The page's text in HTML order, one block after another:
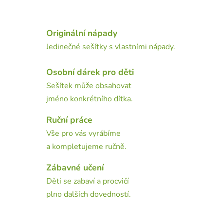
Originální nápady
Jedinečné sešítky s vlastními nápady.
Osobní dárek pro děti
Sešítek může obsahovat
jméno konkrétního dítka.
Ruční práce
Vše pro vás vyrábíme
a kompletujeme ručně.
Zábavné učení
Děti se zabaví a procvičí
plno dalších dovedností.